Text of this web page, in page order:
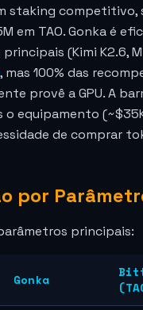
staking competitivo,
em TAO. Gonka é
(Kimi K2.6,
, mas 100% das
provê a GPU. A
o equipamento
de comprar
por
principais:
Gonka